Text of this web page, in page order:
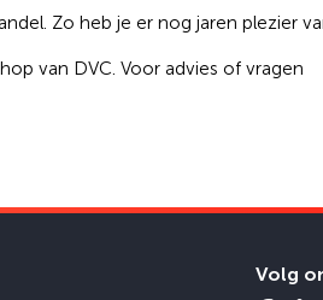
Zo heb je er nog jaren plezier
van DVC. Voor advies of vragen
Volg